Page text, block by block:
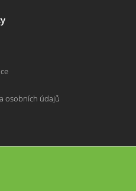
osobních údajů